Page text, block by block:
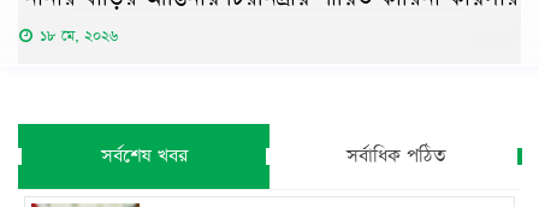
১৮ মে, ২০২৬
সর্বশেষ খবর সর্বাধিক পঠিত